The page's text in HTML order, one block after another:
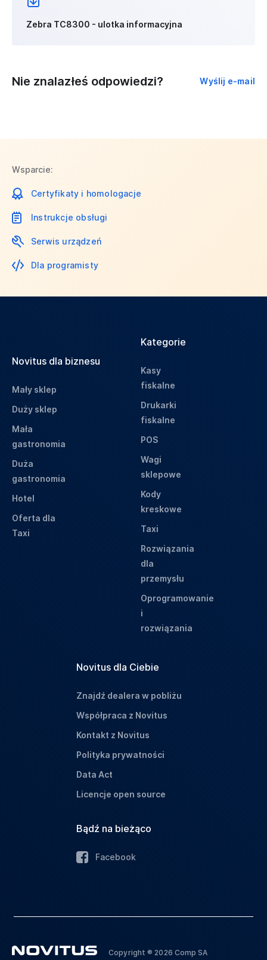
Zebra TC8300 - ulotka informacyjna
Nie znalazłeś odpowiedzi? Wyślij e-mail
Wsparcie:
Certyfikaty i homologacje
Instrukcje obsługi
Serwis urządzeń
Dla programisty
Novitus dla biznesu
Mały sklep
Duży sklep
Mała
gastronomia
Duża
gastronomia
Hotel
Oferta dla
Taxi
Kategorie
Kasy
fiskalne
Drukarki
fiskalne
POS
Wagi
sklepowe
Kody
kreskowe
Taxi
Rozwiązania
dla
przemysłu
Oprogramowanie
i
rozwiązania
Novitus dla Ciebie
Znajdź dealera w pobliżu
Współpraca z Novitus
Kontakt z Novitus
Polityka prywatności
Data Act
Licencje open source
Bądź na bieżąco
Facebook
Copyright ® 2026 Comp SA